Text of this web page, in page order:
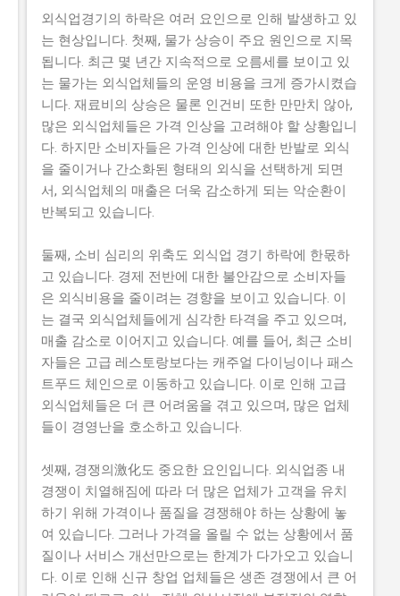
외식업경기의 하락은 여러 요인으로 인해 발생하고 있
는 현상입니다. 첫째, 물가 상승이 주요 원인으로 지목
됩니다. 최근 몇 년간 지속적으로 오름세를 보이고 있
는 물가는 외식업체들의 운영 비용을 크게 증가시켰습
니다. 재료비의 상승은 물론 인건비 또한 만만치 않아,
많은 외식업체들은 가격 인상을 고려해야 할 상황입니
다. 하지만 소비자들은 가격 인상에 대한 반발로 외식
을 줄이거나 간소화된 형태의 외식을 선택하게 되면
서, 외식업체의 매출은 더욱 감소하게 되는 악순환이
반복되고 있습니다.
둘째, 소비 심리의 위축도 외식업 경기 하락에 한몫하
고 있습니다. 경제 전반에 대한 불안감으로 소비자들
은 외식비용을 줄이려는 경향을 보이고 있습니다. 이
는 결국 외식업체들에게 심각한 타격을 주고 있으며,
매출 감소로 이어지고 있습니다. 예를 들어, 최근 소비
자들은 고급 레스토랑보다는 캐주얼 다이닝이나 패스
트푸드 체인으로 이동하고 있습니다. 이로 인해 고급
외식업체들은 더 큰 어려움을 겪고 있으며, 많은 업체
들이 경영난을 호소하고 있습니다.
셋째, 경쟁의激化도 중요한 요인입니다. 외식업종 내
경쟁이 치열해짐에 따라 더 많은 업체가 고객을 유치
하기 위해 가격이나 품질을 경쟁해야 하는 상황에 놓
여 있습니다. 그러나 가격을 올릴 수 없는 상황에서 품
질이나 서비스 개선만으로는 한계가 다가오고 있습니
다. 이로 인해 신규 창업 업체들은 생존 경쟁에서 큰 어